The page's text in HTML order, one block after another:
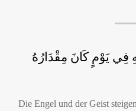
فِي يَوْمٍ كَانَ مِقْدَارُهُ
Die Engel und der Geist